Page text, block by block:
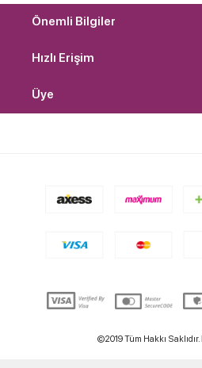
Önemli Bilgiler
Hızlı Erişim
Üye
©2019 Tüm Hakkı Saklıdır.